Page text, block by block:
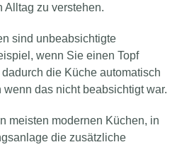
Alltag zu verstehen.
sind unbeabsichtigte
wenn Sie einen Topf
die Küche automatisch
das nicht beabsichtigt war.
meisten modernen Küchen, in
die zusätzliche